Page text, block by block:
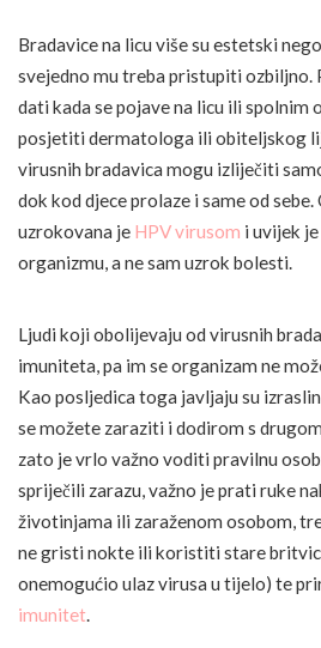
Bradavice na licu više su estetski
svejedno mu treba pristupiti ozbiljno.
dati kada se pojave na licu ili spolnim
posjetiti dermatologa ili obiteljskog
virusnih bradavica mogu izliječiti
dok kod djece prolaze i same od
uzrokovana je HPV virusom i uvijek
organizmu, a ne sam uzrok bolesti.
Ljudi koji obolijevaju od virusnih
imuniteta, pa im se organizam ne
Kao posljedica toga javljaju su
se možete zaraziti i dodirom s
zato je vrlo važno voditi pravilnu
spriječili zarazu, važno je prati ruke
životinjama ili zaraženom osobom,
ne gristi nokte ili koristiti stare
onemogućio ulaz virusa u tijelo) te
imunitet.